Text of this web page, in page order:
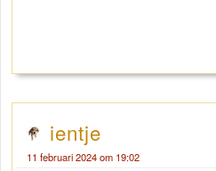
ientje
11 februari 2024 om 19:02